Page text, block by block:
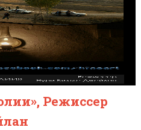
Режиссер